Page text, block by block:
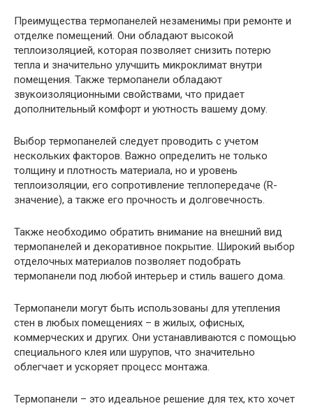
Преимущества термопанелей незаменимы при ремонте и
отделке помещений. Они обладают высокой
теплоизоляцией, которая позволяет снизить потерю
тепла и значительно улучшить микроклимат внутри
помещения. Также термопанели обладают
звукоизоляционными свойствами, что придает
дополнительный комфорт и уютность вашему дому.
Выбор термопанелей следует проводить с учетом
нескольких факторов. Важно определить не только
толщину и плотность материала, но и уровень
теплоизоляции, его сопротивление теплопередаче (R-
значение), а также его прочность и долговечность.
Также необходимо обратить внимание на внешний вид
термопанелей и декоративное покрытие. Широкий выбор
отделочных материалов позволяет подобрать
термопанели под любой интерьер и стиль вашего дома.
Термопанели могут быть использованы для утепления
стен в любых помещениях – в жилых, офисных,
коммерческих и других. Они устанавливаются с помощью
специального клея или шурупов, что значительно
облегчает и ускоряет процесс монтажа.
Термопанели – это идеальное решение для тех, кто хочет